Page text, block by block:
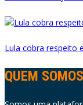
Lula cobra respeito
QUEM SOMOS